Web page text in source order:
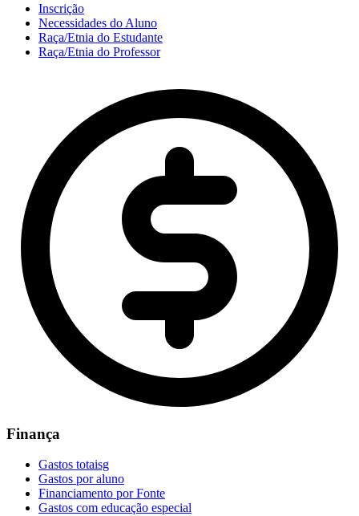
Inscrição
Necessidades do Aluno
Raça/Etnia do Estudante
Raça/Etnia do Professor
Finança
Gastos totaisg
Gastos por aluno
Financiamento por Fonte
Gastos com educação especial